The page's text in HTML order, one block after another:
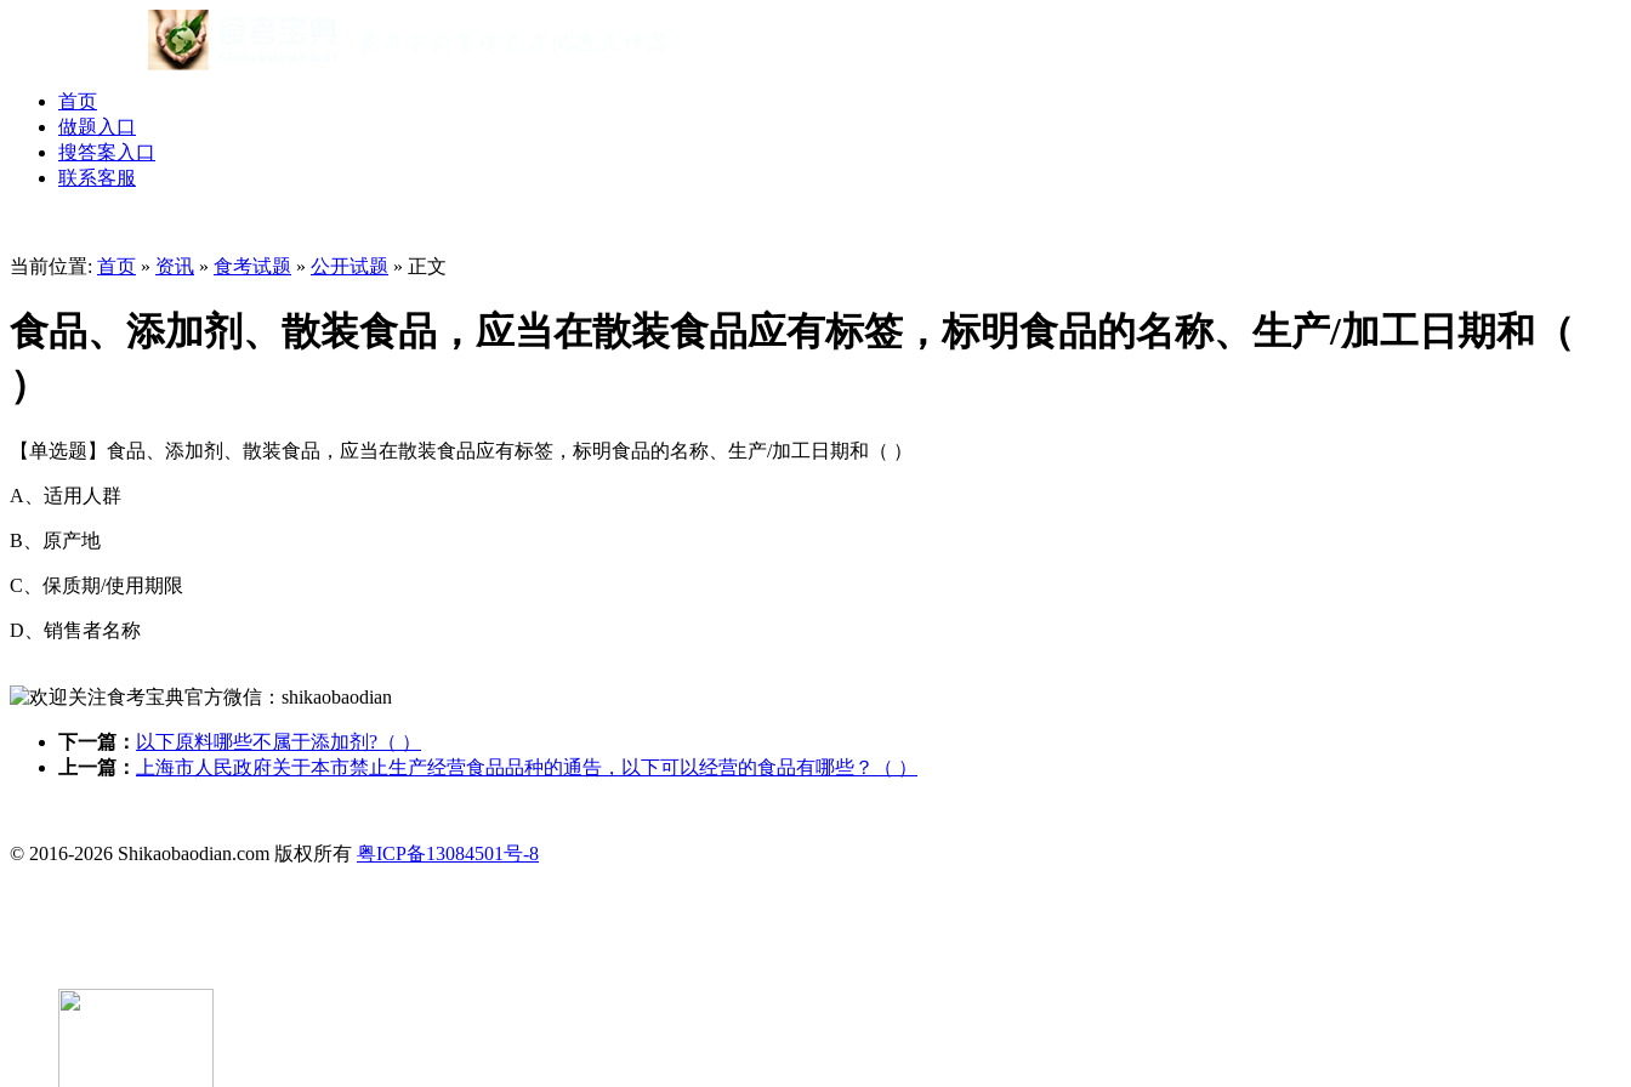
首页
做题入口
搜答案入口
联系客服
当前位置: 首页 » 资讯 » 食考试题 » 公开试题 » 正文
食品、添加剂、散装食品，应当在散装食品应有标签，标明食品的名称、生产/加工日期和（
）
【单选题】食品、添加剂、散装食品，应当在散装食品应有标签，标明食品的名称、生产/加工日期和（ ）
A、适用人群
B、原产地
C、保质期/使用期限
D、销售者名称
下一篇： 以下原料哪些不属于添加剂?（ ）
上一篇：
上海市人民政府关于本市禁止生产经营食品品种的通告，以下可以经营的食品有哪些？（ ）
© 2016-2026 Shikaobaodian.com 版权所有 粤ICP备13084501号-8